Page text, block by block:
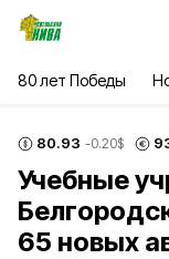
80 лет Победы
80.93 -0.20$
Учебные
65 новых